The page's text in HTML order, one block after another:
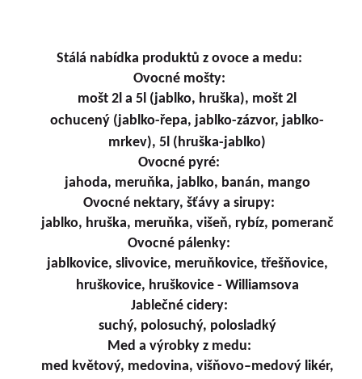
Stálá nabídka produktů z ovoce a medu:
Ovocné mošty:
mošt 2l a 5l (jablko, hruška), mošt 2l
ochucený (jablko-řepa, jablko-zázvor, jablko-
mrkev), 5l (hruška-jablko)
Ovocné pyré:
jahoda, meruňka, jablko, banán, mango
Ovocné nektary, šťávy a sirupy:
jablko, hruška, meruňka, višeň, rybíz, pomeranč
Ovocné pálenky:
jablkovice, slivovice, meruňkovice, třešňovice,
hruškovice, hruškovice - Williamsova
Jablečné cidery:
suchý, polosuchý, polosladký
Med a výrobky z medu:
med květový, medovina, višňovo–medový likér,